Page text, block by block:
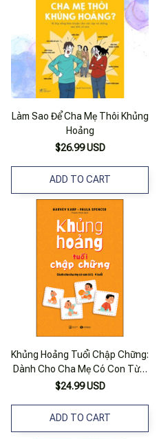
Làm Sao Để Cha Mẹ Thôi Khủng
Hoảng
$26.99 USD
ADD TO CART
Khủng Hoảng Tuổi Chập Chững:
Dành Cho Cha Mẹ Có Con Từ 1
– 4 Tuổi
$24.99 USD
ADD TO CART